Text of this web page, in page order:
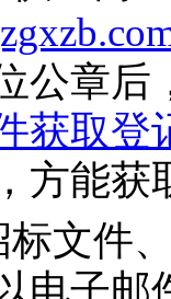
公章后
获取登
方能获
标文件
电子